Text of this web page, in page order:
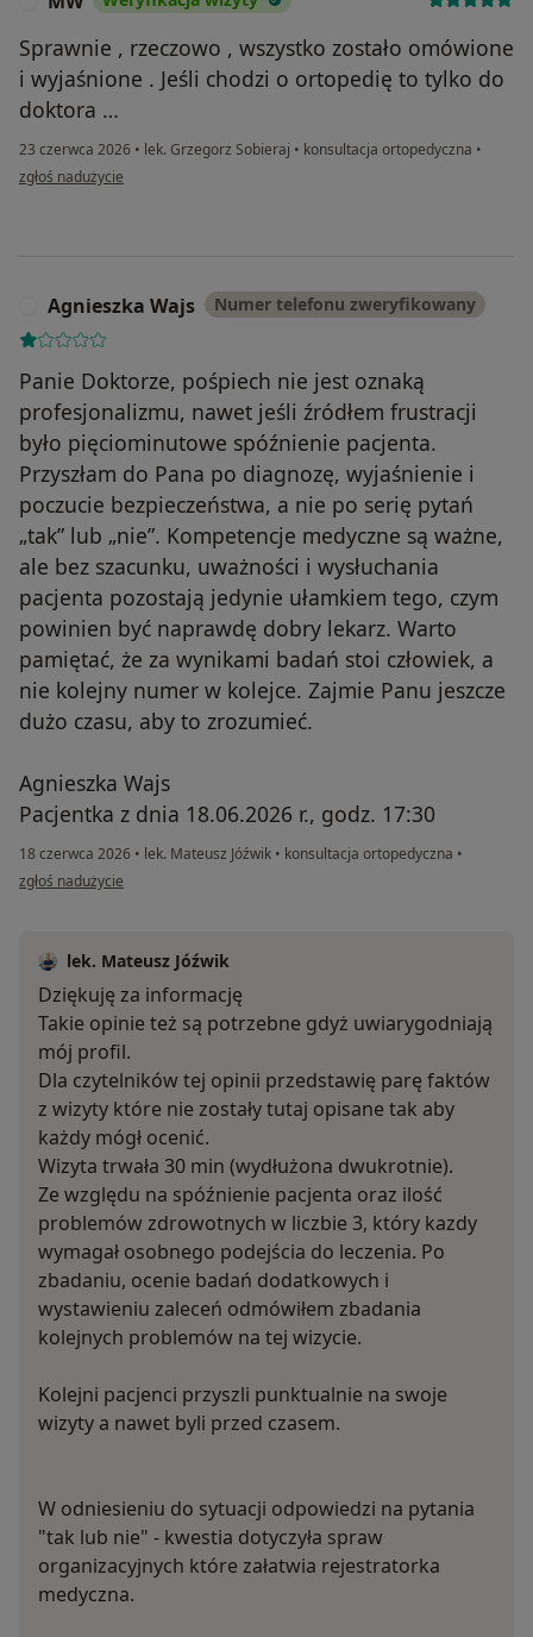
Sprawnie , rzeczowo , wszystko zostało omówione
i wyjaśnione . Jeśli chodzi o ortopedię to tylko do
doktora …
23 czerwca 2026 • lek. Grzegorz Sobieraj • konsultacja ortopedyczna •
w opinii użytkownika MW
zgłoś nadużycie
Agnieszka Wajs Numer telefonu zweryfikowany
Panie Doktorze, pośpiech nie jest oznaką
profesjonalizmu, nawet jeśli źródłem frustracji
było pięciominutowe spóźnienie pacjenta.
Przyszłam do Pana po diagnozę, wyjaśnienie i
poczucie bezpieczeństwa, a nie po serię pytań
„tak” lub „nie”. Kompetencje medyczne są ważne,
ale bez szacunku, uważności i wysłuchania
pacjenta pozostają jedynie ułamkiem tego, czym
powinien być naprawdę dobry lekarz. Warto
pamiętać, że za wynikami badań stoi człowiek, a
nie kolejny numer w kolejce. Zajmie Panu jeszcze
dużo czasu, aby to zrozumieć.
Agnieszka Wajs
Pacjentka z dnia 18.06.2026 r., godz. 17:30
18 czerwca 2026 • lek. Mateusz Jóźwik • konsultacja ortopedyczna •
w opinii użytkownika Agnieszka Wajs
zgłoś nadużycie
lek. Mateusz Jóźwik
Dziękuję za informację
Takie opinie też są potrzebne gdyż uwiarygodniają
mój profil.
Dla czytelników tej opinii przedstawię parę faktów
z wizyty które nie zostały tutaj opisane tak aby
każdy mógł ocenić.
Wizyta trwała 30 min (wydłużona dwukrotnie).
Ze względu na spóźnienie pacjenta oraz ilość
problemów zdrowotnych w liczbie 3, który kazdy
wymagał osobnego podejścia do leczenia. Po
zbadaniu, ocenie badań dodatkowych i
wystawieniu zaleceń odmówiłem zbadania
kolejnych problemów na tej wizycie.
Kolejni pacjenci przyszli punktualnie na swoje
wizyty a nawet byli przed czasem.
W odniesieniu do sytuacji odpowiedzi na pytania
"tak lub nie" - kwestia dotyczyła spraw
organizacyjnych które załatwia rejestratorka
medyczna.